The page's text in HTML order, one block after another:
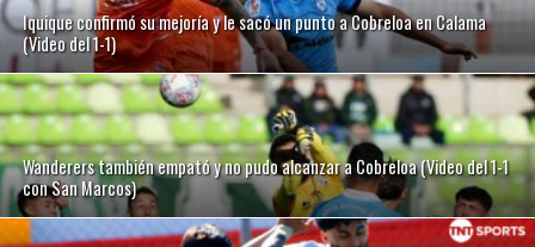
Iquique confirmó su mejoría y le sacó un punto a Cobreloa en Calama
(Video del 1-1)
Wanderers también empató y no pudo alcanzar a Cobreloa (Video del 1-1
con San Marcos)